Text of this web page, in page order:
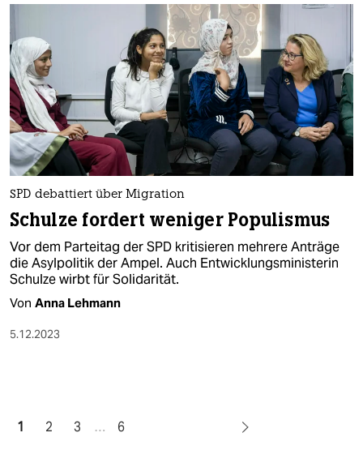
SPD debattiert über Migration
Schulze fordert weniger Populismus
Vor dem Parteitag der SPD kritisieren mehrere Anträge
die Asylpolitik der Ampel. Auch Entwicklungsministerin
Schulze wirbt für Solidarität.
Von Anna Lehmann
5.12.2023
1 2 3 … 6